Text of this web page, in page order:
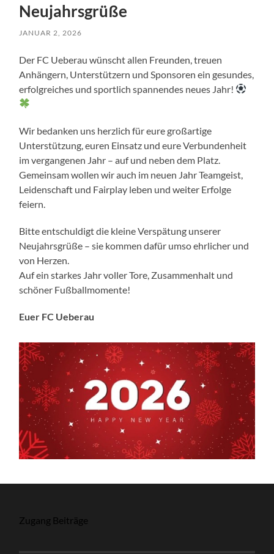
Neujahrsgrüße
JANUAR 2, 2026
Der FC Ueberau wünscht allen Freunden, treuen
Anhängern, Unterstützern und Sponsoren ein gesundes,
erfolgreiches und sportlich spannendes neues Jahr!
Wir bedanken uns herzlich für eure großartige
Unterstützung, euren Einsatz und eure Verbundenheit
im vergangenen Jahr – auf und neben dem Platz.
Gemeinsam wollen wir auch im neuen Jahr Teamgeist,
Leidenschaft und Fairplay leben und weiter Erfolge
feiern.
Bitte entschuldigt die kleine Verspätung unserer
Neujahrsgrüße – sie kommen dafür umso ehrlicher und
von Herzen.
Auf ein starkes Jahr voller Tore, Zusammenhalt und
schöner Fußballmomente!
Euer FC Ueberau
Zugang Beiträge